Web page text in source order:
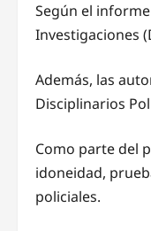
Según el
Investigaciones
Además, las
Disciplinarios
Como parte del
idoneidad,
policiales.